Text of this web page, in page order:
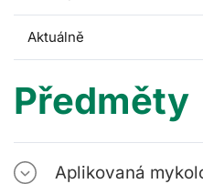
Aktuálně
Předměty
Aplikovaná